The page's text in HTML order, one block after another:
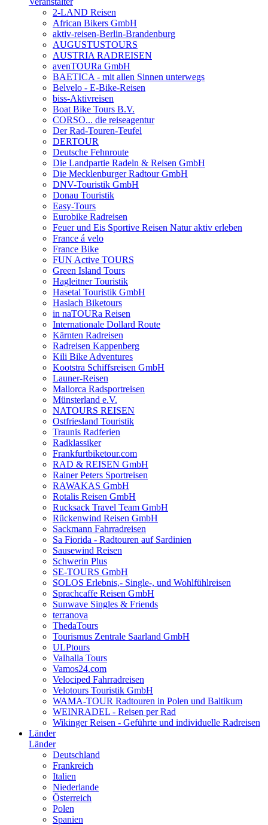
2-LAND Reisen
African Bikers GmbH
aktiv-reisen-Berlin-Brandenburg
AUGUSTUSTOURS
AUSTRIA RADREISEN
avenTOURa GmbH
BAETICA - mit allen Sinnen unterwegs
Belvelo - E-Bike-Reisen
biss-Aktivreisen
Boat Bike Tours B.V.
CORSO... die reiseagentur
Der Rad-Touren-Teufel
DERTOUR
Deutsche Fehnroute
Die Landpartie Radeln & Reisen GmbH
Die Mecklenburger Radtour GmbH
DNV-Touristik GmbH
Donau Touristik
Easy-Tours
Eurobike Radreisen
Feuer und Eis Sportive Reisen Natur aktiv erleben
France á velo
France Bike
FUN Active TOURS
Green Island Tours
Hagleitner Touristik
Hasetal Touristik GmbH
Haslach Biketours
in naTOURa Reisen
Internationale Dollard Route
Kärnten Radreisen
Radreisen Kappenberg
Kili Bike Adventures
Kootstra Schiffsreisen GmbH
Launer-Reisen
Mallorca Radsportreisen
Münsterland e.V.
NATOURS REISEN
Ostfriesland Touristik
Traunis Radferien
Radklassiker
Frankfurtbiketour.com
RAD & REISEN GmbH
Rainer Peters Sportreisen
RAWAKAS GmbH
Rotalis Reisen GmbH
Rucksack Travel Team GmbH
Rückenwind Reisen GmbH
Sackmann Fahrradreisen
Sa Fiorida - Radtouren auf Sardinien
Sausewind Reisen
Schwerin Plus
SE-TOURS GmbH
SOLOS Erlebnis,- Single-, und Wohlfühlreisen
Sprachcaffe Reisen GmbH
Sunwave Singles & Friends
terranova
ThedaTours
Tourismus Zentrale Saarland GmbH
ULPtours
Valhalla Tours
Vamos24.com
Velociped Fahrradreisen
Velotours Touristik GmbH
WAMA-TOUR Radtouren in Polen und Baltikum
WEINRADEL - Reisen per Rad
Wikinger Reisen - Geführte und individuelle Radreisen
Länder
Länder
Deutschland
Frankreich
Italien
Niederlande
Österreich
Polen
Spanien